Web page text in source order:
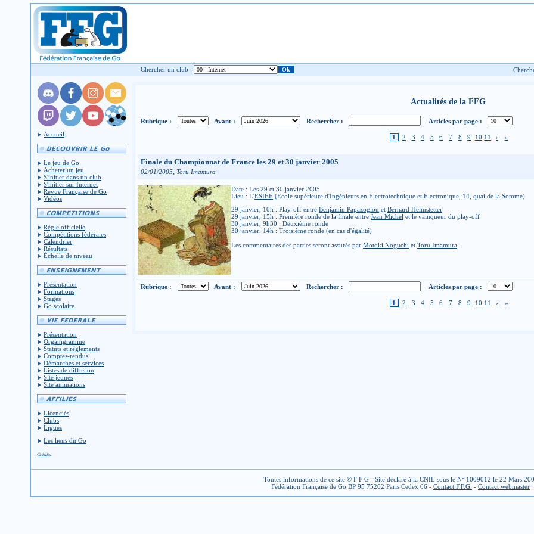
Chercher un club :
Accueil
Le jeu de Go
Acheter un jeu
S'initier dans un club
S'initier sur Internet
Revue Française de Go
Vidéos
Règle officielle
Compétitions fédérales
Calendrier
Résultats
Échelle de niveau
Présentation
Formations
Stages
Go scolaire
Présentation
Organigramme
Statuts et réglements
Comptes-rendus
Démarches et services
Listes de diffusion
Site jeunes
Site animations
Licenciés
Clubs
Ligues
Les liens du Go
Crédits
Actualités de la FFG
Rubrique : Avant : Rechercher : Articles par page :
1 2 3 4 5 6 7 8 9 10 11 › »
Finale du Championnat de France les 29 et 30 janvier 2005
02/01/2005, Toru Imamura
Date : Les 29 et 30 janvier 2005
Lieu : L'ESIEE (Ecole supérieure d'Ingénieurs en Electrotechnique et Electronique, 14, quai de la Somme)
29 janvier, 10h : Play-off entre Benjamin Papazoglou et Bernard Helmstetter
29 janvier, 15h : Première ronde de la finale entre Jean Michel et le vainqueur du play-off
30 janvier, 9h30 : Deuxième ronde
30 janvier, 14h : Troisième ronde (en cas d'égalité)
Les commentaires des parties seront assurés par Motoki Noguchi et Toru Imamura
Rubrique : Avant : Rechercher : Articles par page :
1 2 3 4 5 6 7 8 9 10 11 › »
Toutes informations de ce site © F F G - Site déclaré à la CNIL sous le N° 1009012 le 22 Mars
Fédération Française de Go BP 95 75262 Paris Cedex 06 - Contact F.F.G. - Contact webmaster